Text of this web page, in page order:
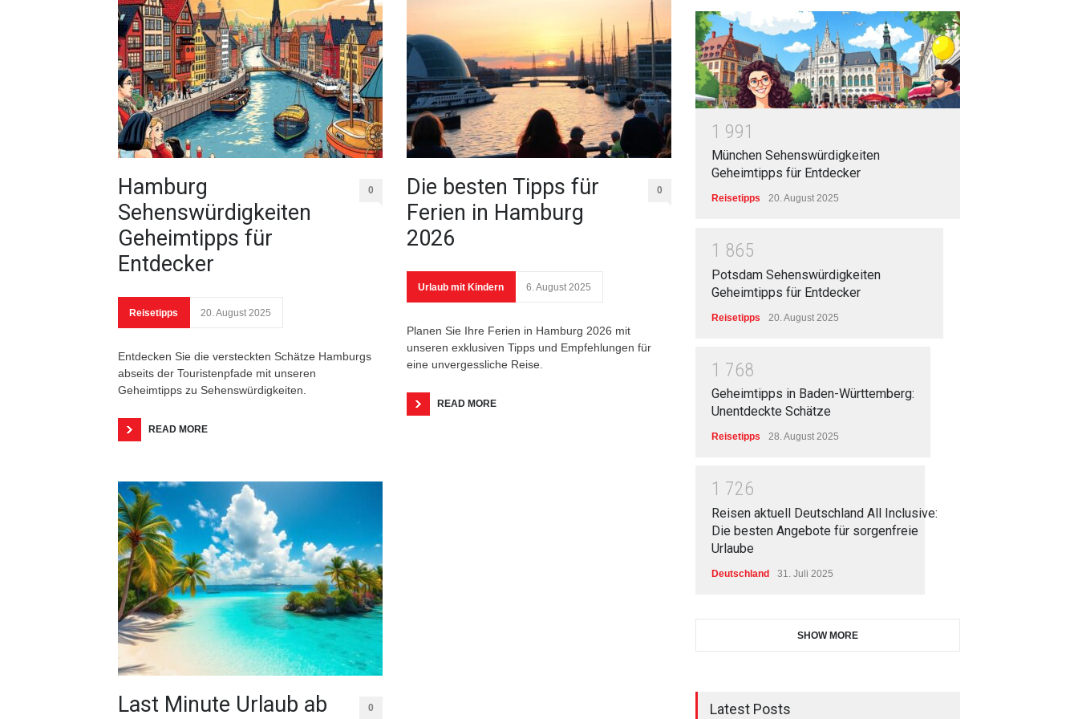
Hamburg
Sehenswürdigkeiten
Geheimtipps für
Entdecker
0
Reisetipps 20. August 2025
Entdecken Sie die versteckten Schätze Hamburgs
abseits der Touristenpfade mit unseren
Geheimtipps zu Sehenswürdigkeiten.
READ MORE
Last Minute Urlaub ab
0
Die besten Tipps für
Ferien in Hamburg
2026
0
Urlaub mit Kindern 6. August 2025
Planen Sie Ihre Ferien in Hamburg 2026 mit
unseren exklusiven Tipps und Empfehlungen für
eine unvergessliche Reise.
READ MORE
1 991
München Sehenswürdigkeiten
Geheimtipps für Entdecker
Reisetipps 20. August 2025
1 865
Potsdam Sehenswürdigkeiten
Geheimtipps für Entdecker
Reisetipps 20. August 2025
1 768
Geheimtipps in Baden-Württemberg:
Unentdeckte Schätze
Reisetipps 28. August 2025
1 726
Reisen aktuell Deutschland All Inclusive:
Die besten Angebote für sorgenfreie
Urlaube
Deutschland 31. Juli 2025
SHOW MORE
Latest Posts